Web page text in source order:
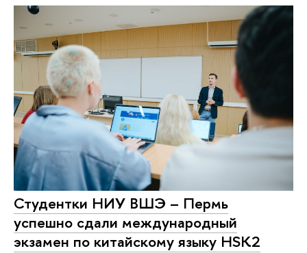
Студентки НИУ ВШЭ – Пермь
успешно сдали международный
экзамен по китайскому языку HSK2